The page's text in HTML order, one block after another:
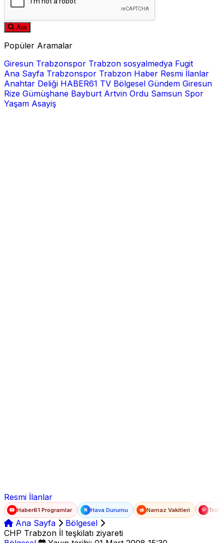
Ara
Popüler Aramalar
Giresun Trabzonspor Trabzon sosyalmedya Fugit
Ana Sayfa Trabzonspor Trabzon Haber Resmi İlanlar
Anahtar Deliği HABER61 TV Bölgesel Gündem Giresun
Rize Gümüşhane Bayburt Artvin Ordu Samsun Spor
Yaşam Asayiş
Resmi İlanlar
Haber61 Programlar N Hava Durumu Namaz Vakitleri
Ana Sayfa
Bölgesel
CHP Trabzon İl teşkilatı ziyareti